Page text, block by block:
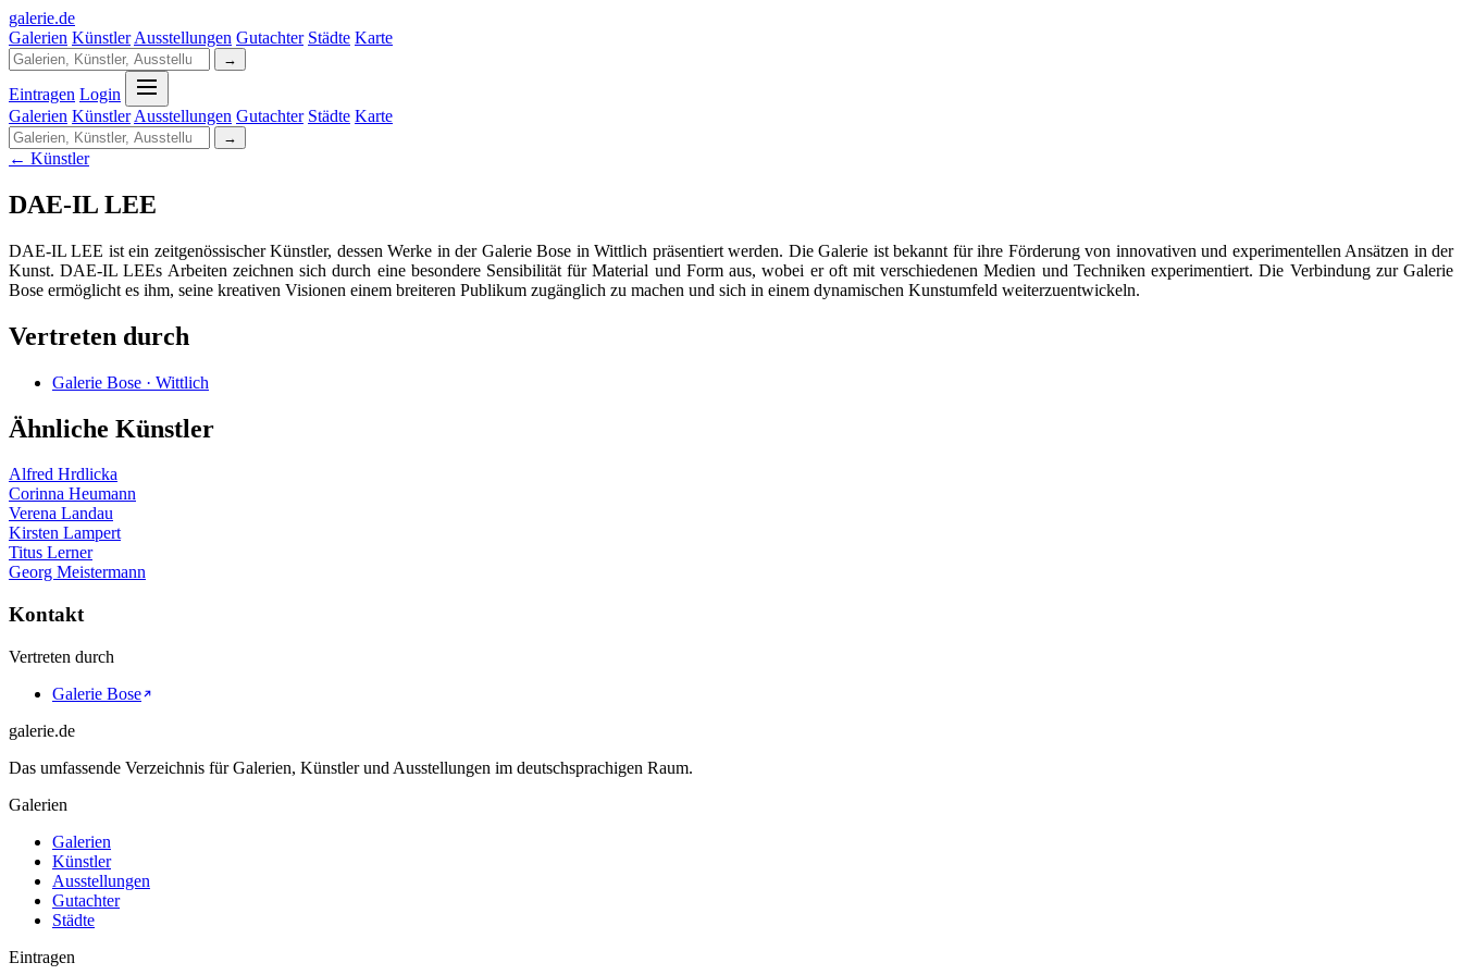
galerie.de
Galerien Künstler Ausstellungen Gutachter Städte Karte
→
Eintragen Login
Galerien Künstler Ausstellungen Gutachter Städte Karte
→
← Künstler
DAE-IL LEE
DAE-IL LEE ist ein zeitgenössischer Künstler, dessen Werke in der Galerie Bose in Wittlich präsentiert werden. Die Galerie ist bekannt für ihre Förderung von innovativen und experimentellen Ansätzen in der
Kunst. DAE-IL LEEs Arbeiten zeichnen sich durch eine besondere Sensibilität für Material und Form aus, wobei er oft mit verschiedenen Medien und Techniken experimentiert. Die Verbindung zur Galerie
Bose ermöglicht es ihm, seine kreativen Visionen einem breiteren Publikum zugänglich zu machen und sich in einem dynamischen Kunstumfeld weiterzuentwickeln.
Vertreten durch
Galerie Bose · Wittlich
Ähnliche Künstler
Alfred Hrdlicka
Corinna Heumann
Verena Landau
Kirsten Lampert
Titus Lerner
Georg Meistermann
Kontakt
Vertreten durch
Galerie Bose
galerie.de
Das umfassende Verzeichnis für Galerien, Künstler und Ausstellungen im deutschsprachigen Raum.
Galerien
Galerien
Künstler
Ausstellungen
Gutachter
Städte
Eintragen